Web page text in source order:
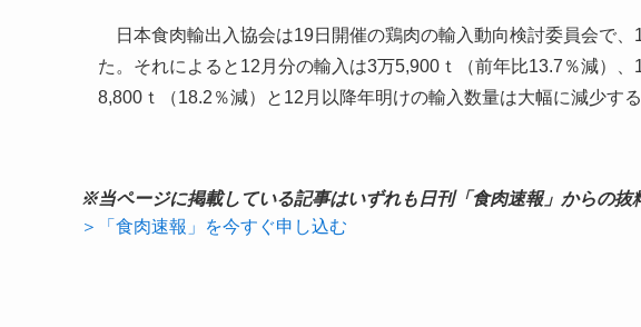
日本食肉輸出入協会は19日開催の鶏肉の輸入動向検討委員会で
た。それによると12月分の輸入は3万5,900ｔ（前年比13.7％減）
8,800ｔ（18.2％減）と12月以降年明けの輸入数量は大幅に減少する
※当ページに掲載している記事はいずれも日刊「食肉速報」からの抜
＞「食肉速報」を今すぐ申し込む